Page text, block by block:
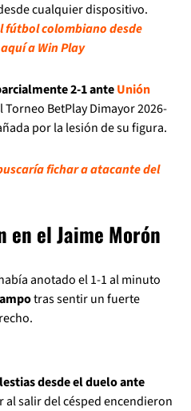
cualquier dispositivo.
fútbol colombiano desde
a Win Play
2-1 anteUnión
Torneo BetPlay Dimayor 2026-
por la lesión de su figura.
fichar a atacante del
en el Jaime Morón
anotado el 1-1 al minuto
tras sentir un fuerte
desde el duelo ante
al salir del césped encendieron